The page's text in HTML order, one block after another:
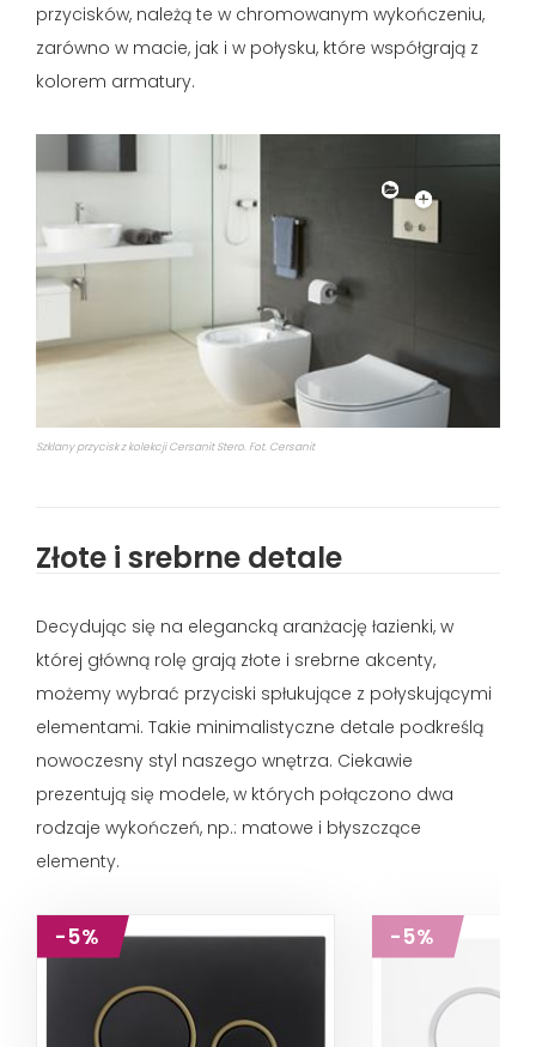
przycisków, należą te w chromowanym wykończeniu,
zarówno w macie, jak i w połysku, które współgrają z
kolorem armatury.
Szklany przycisk z kolekcji Cersanit Stero. Fot. Cersanit
Złote i srebrne detale
Decydując się na elegancką aranżację łazienki, w
której główną rolę grają złote i srebrne akcenty,
możemy wybrać przyciski spłukujące z połyskującymi
elementami. Takie minimalistyczne detale podkreślą
nowoczesny styl naszego wnętrza. Ciekawie
prezentują się modele, w których połączono dwa
rodzaje wykończeń, np.: matowe i błyszczące
elementy.
-5% -5%